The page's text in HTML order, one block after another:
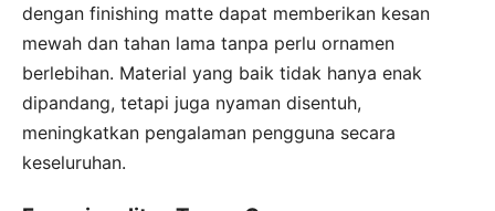
dengan finishing matte dapat memberikan kesan
mewah dan tahan lama tanpa perlu ornamen
berlebihan. Material yang baik tidak hanya enak
dipandang, tetapi juga nyaman disentuh,
meningkatkan pengalaman pengguna secara
keseluruhan.